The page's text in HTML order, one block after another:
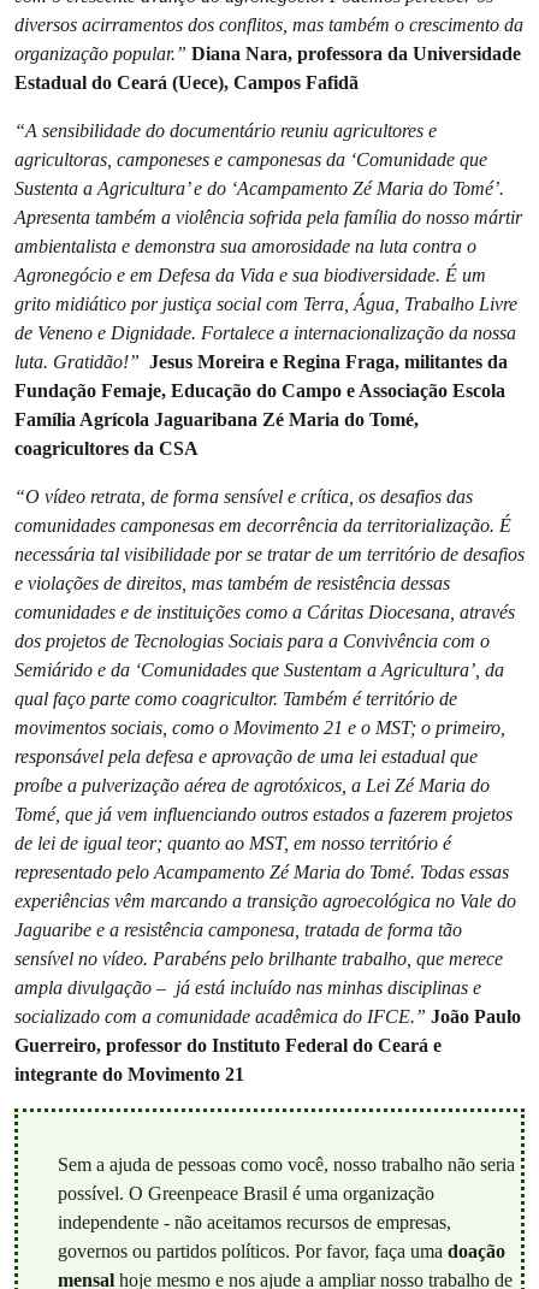
diversos acirramentos dos conflitos, mas também o crescimento da
organização popular.” Diana Nara, professora da Universidade
Estadual do Ceará (Uece), Campos Fafidã
“A sensibilidade do documentário reuniu agricultores e
agricultoras, camponeses e camponesas da ‘Comunidade que
Sustenta a Agricultura’ e do ‘Acampamento Zé Maria do Tomé’.
Apresenta também a violência sofrida pela família do nosso mártir
ambientalista e demonstra sua amorosidade na luta contra o
Agronegócio e em Defesa da Vida e sua biodiversidade. É um
grito midiático por justiça social com Terra, Água, Trabalho Livre
de Veneno e Dignidade. Fortalece a internacionalização da nossa
luta. Gratidão!” Jesus Moreira e Regina Fraga, militantes da
Fundação Femaje, Educação do Campo e Associação Escola
Família Agrícola Jaguaribana Zé Maria do Tomé,
coagricultores da CSA
“O vídeo retrata, de forma sensível e crítica, os desafios das
comunidades camponesas em decorrência da territorialização. É
necessária tal visibilidade por se tratar de um território de desafios
e violações de direitos, mas também de resistência dessas
comunidades e de instituições como a Cáritas Diocesana, através
dos projetos de Tecnologias Sociais para a Convivência com o
Semiárido e da ‘Comunidades que Sustentam a Agricultura’, da
qual faço parte como coagricultor. Também é território de
movimentos sociais, como o Movimento 21 e o MST; o primeiro,
responsável pela defesa e aprovação de uma lei estadual que
proíbe a pulverização aérea de agrotóxicos, a Lei Zé Maria do
Tomé, que já vem influenciando outros estados a fazerem projetos
de lei de igual teor; quanto ao MST, em nosso território é
representado pelo Acampamento Zé Maria do Tomé. Todas essas
experiências vêm marcando a transição agroecológica no Vale do
Jaguaribe e a resistência camponesa, tratada de forma tão
sensível no vídeo. Parabéns pelo brilhante trabalho, que merece
ampla divulgação – já está incluído nas minhas disciplinas e
socializado com a comunidade acadêmica do IFCE.” João Paulo
Guerreiro, professor do Instituto Federal do Ceará e
integrante do Movimento 21
Sem a ajuda de pessoas como você, nosso trabalho não seria
possível. O Greenpeace Brasil é uma organização
independente - não aceitamos recursos de empresas,
governos ou partidos políticos. Por favor, faça uma doação
mensalhoje mesmo e nos ajude a ampliar nosso trabalho de